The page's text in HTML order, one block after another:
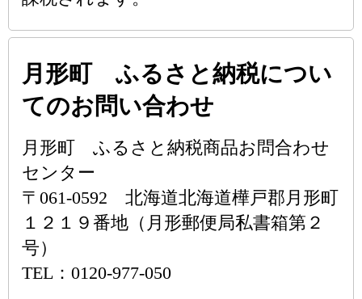
月形町 ふるさと納税につい
てのお問い合わせ
月形町 ふるさと納税商品お問合わせ
センター
〒061-0592 北海道北海道樺戸郡月形町
１２１９番地（月形郵便局私書箱第２
号）
TEL：0120-977-050